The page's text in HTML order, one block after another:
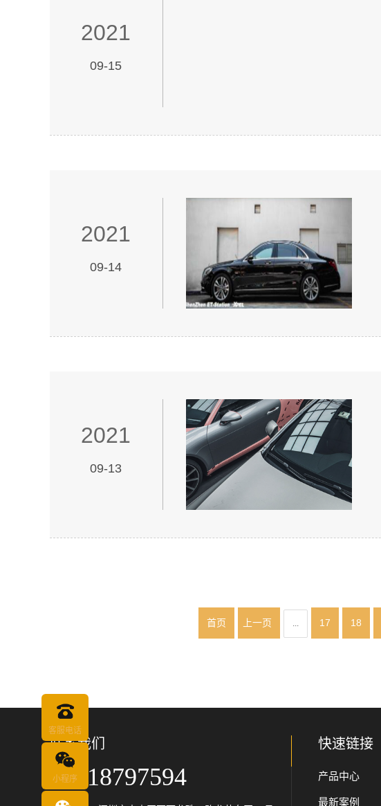
2021
09-15
2021
09-14
2021
09-13
首页 上一页 ... 17 18
联系我们
18018797594
快速链接
产品中心
最新案例
客服电话
小程序